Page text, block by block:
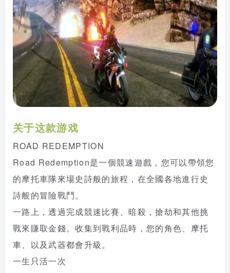
关于这款游戏
ROAD REDEMPTION
Road Redemption是一個競速遊戲，您可以帶領您
的摩托車隊來場史詩般的旅程，在全國各地進行史
詩般的冒險戰鬥。
一路上，透過完成競速比賽、暗殺，搶劫和其他挑
戰來賺取金錢。收集到戰利品時，您的角色、摩托
車、以及武器都會升級。
一生只活一次